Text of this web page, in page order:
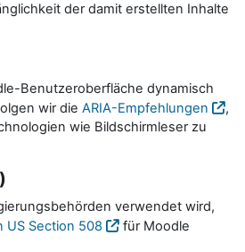
der damit erstellten Inhalte
Benutzeroberfläche dynamisch
wir die ARIA-Empfehlungen
,
wie Bildschirmleser zu
verwendet wird,
US Section 508
für Moodle